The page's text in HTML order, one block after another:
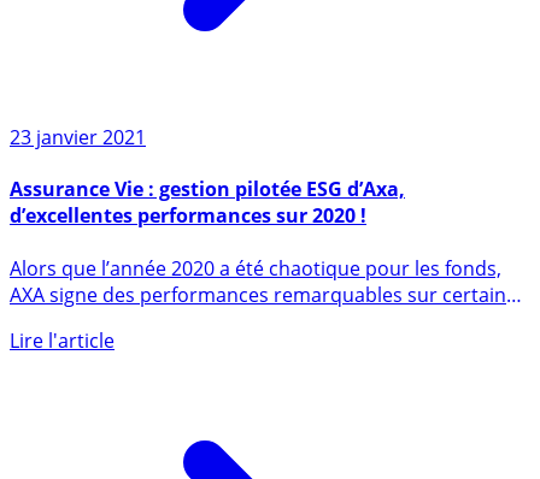
23 janvier 2021
Assurance Vie : gestion pilotée ESG d’Axa,
d’excellentes performances sur 2020 !
Alors que l’année 2020 a été chaotique pour les fonds,
AXA signe des performances remarquables sur certains
Lire l'article